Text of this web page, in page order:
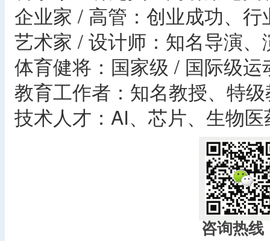
企业家 / 高管：创业成功、
艺术家 / 设计师：知名导演
体育健将：国家级 / 国际级运
教育工作者：知名教授、特
技术人才：AI、芯片、生物
咨询热线